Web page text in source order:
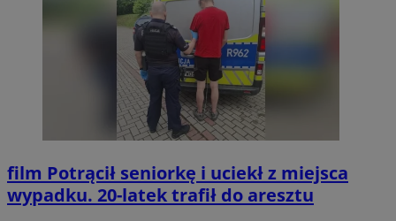
film Potrącił seniorkę i uciekł z miejsca
wypadku. 20-latek trafił do aresztu